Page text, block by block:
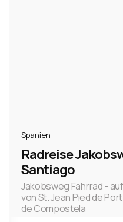
Spanien
Radreise
Santiago
Jakobsweg Fahrrad -
von St. Jean Pied de
de Compostela